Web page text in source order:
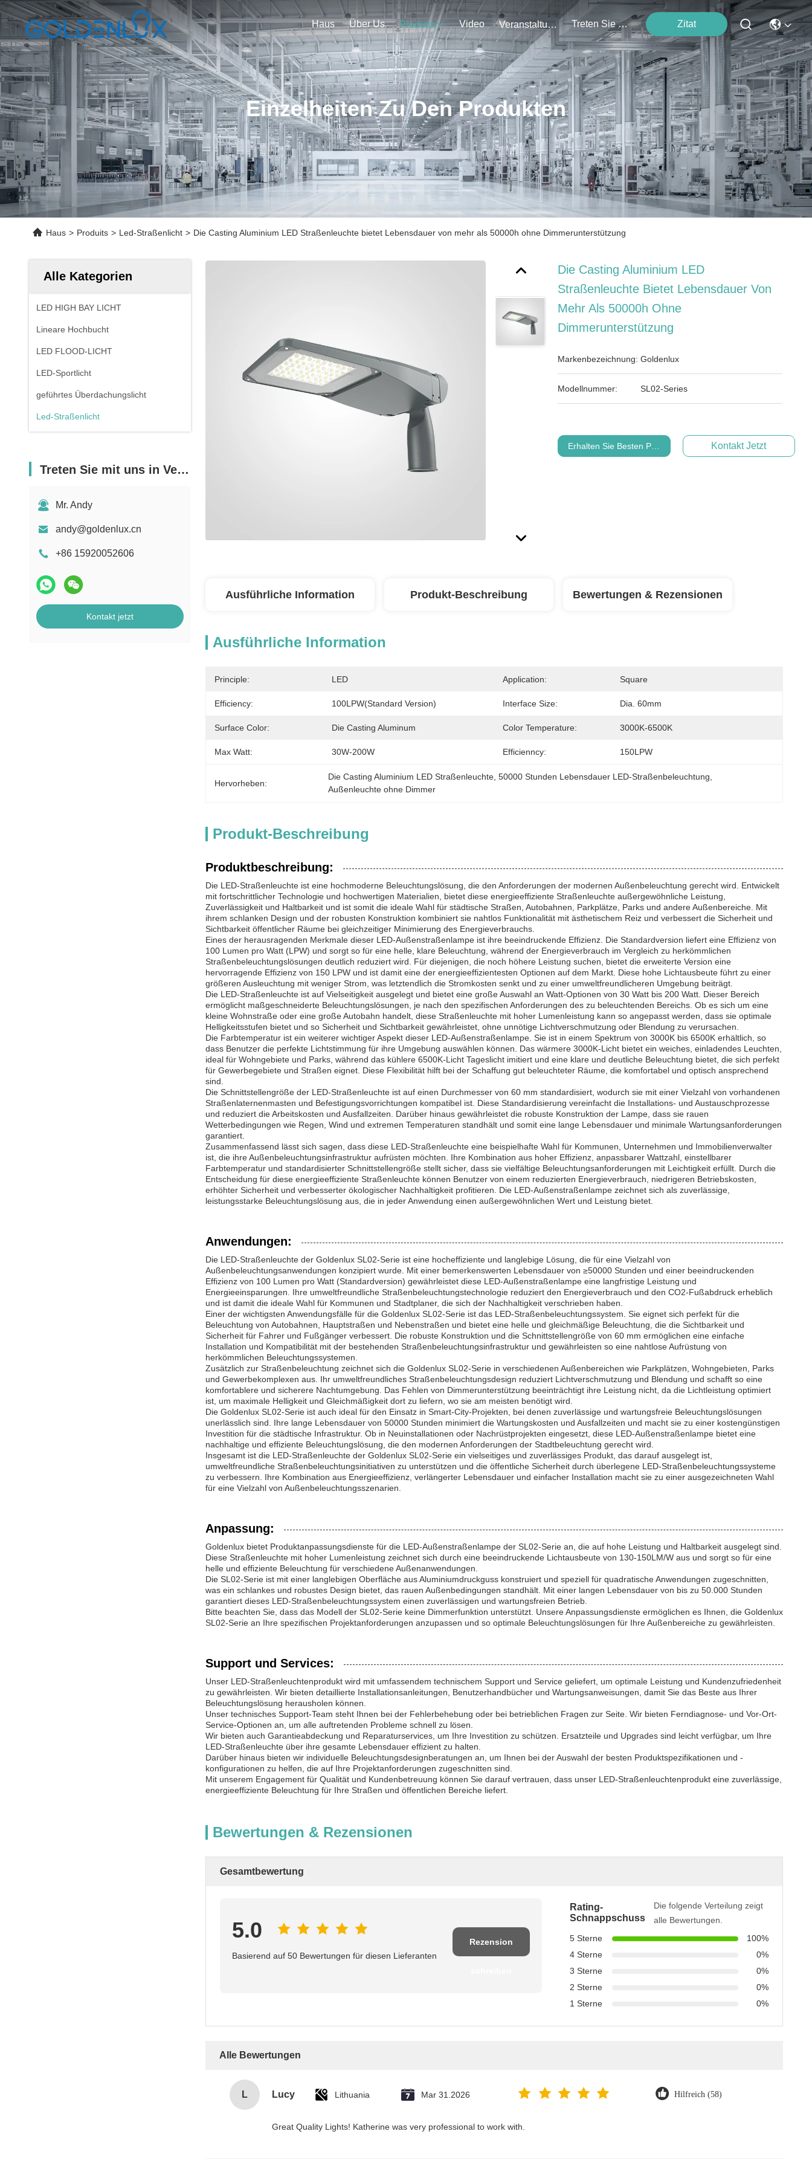
Haus Über Us Produits Video Veranstaltungen Treten Sie Mit Uns In Verbindung Zitat
Einzelheiten Zu Den Produkten
Haus > Produits > Led-Straßenlicht > Die Casting Aluminium LED Straßenleuchte bietet Lebensdauer von mehr als 50000h ohne Dimmerunterstützung
Alle Kategorien
LED HIGH BAY LICHT
Lineare Hochbucht
LED FLOOD-LICHT
LED-Sportlicht
geführtes Überdachungslicht
Led-Straßenlicht
Treten Sie mit uns in Verbindung
Mr. Andy
andy@goldenlux.cn
+86 15920052606
Kontakt jetzt
Die Casting Aluminium LED
Straßenleuchte Bietet Lebensdauer Von
Mehr Als 50000h Ohne
Dimmerunterstützung
Markenbezeichnung: Goldenlux
Modellnummer: SL02-Series
Erhalten Sie Besten Preis Kontakt Jetzt
Ausführliche Information Produkt-Beschreibung Bewertungen & Rezensionen
Ausführliche Information
Principle: LED Application: Square
Efficiency: 100LPW(Standard Version) Interface Size: Dia. 60mm
Surface Color: Die Casting Aluminum Color Temperature: 3000K-6500K
Max Watt: 30W-200W Efficienncy: 150LPW
Hervorheben:
Die Casting Aluminium LED Straßenleuchte , 50000 Stunden Lebensdauer LED-Straßenbeleuchtung
Außenleuchte ohne Dimmer
Produkt-Beschreibung
Produktbeschreibung:
Die LED-Straßenleuchte ist eine hochmoderne Beleuchtungslösung, die den Anforderungen der modernen Außenbeleuchtung gerecht wird. Entwickelt
mit fortschrittlicher Technologie und hochwertigen Materialien, bietet diese energieeffiziente Straßenleuchte außergewöhnliche Leistung,
Zuverlässigkeit und Haltbarkeit und ist somit die ideale Wahl für städtische Straßen, Autobahnen, Parkplätze, Parks und andere Außenbereiche. Mit
ihrem schlanken Design und der robusten Konstruktion kombiniert sie nahtlos Funktionalität mit ästhetischem Reiz und verbessert die Sicherheit und
Sichtbarkeit öffentlicher Räume bei gleichzeitiger Minimierung des Energieverbrauchs.
Eines der herausragenden Merkmale dieser LED-Außenstraßenlampe ist ihre beeindruckende Effizienz. Die Standardversion liefert eine Effizienz von
100 Lumen pro Watt (LPW) und sorgt so für eine helle, klare Beleuchtung, während der Energieverbrauch im Vergleich zu herkömmlichen
Straßenbeleuchtungslösungen deutlich reduziert wird. Für diejenigen, die noch höhere Leistung suchen, bietet die erweiterte Version eine
hervorragende Effizienz von 150 LPW und ist damit eine der energieeffizientesten Optionen auf dem Markt. Diese hohe Lichtausbeute führt zu einer
größeren Ausleuchtung mit weniger Strom, was letztendlich die Stromkosten senkt und zu einer umweltfreundlicheren Umgebung beiträgt.
Die LED-Straßenleuchte ist auf Vielseitigkeit ausgelegt und bietet eine große Auswahl an Watt-Optionen von 30 Watt bis 200 Watt. Dieser Bereich
ermöglicht maßgeschneiderte Beleuchtungslösungen, je nach den spezifischen Anforderungen des zu beleuchtenden Bereichs. Ob es sich um eine
kleine Wohnstraße oder eine große Autobahn handelt, diese Straßenleuchte mit hoher Lumenleistung kann so angepasst werden, dass sie optimale
Helligkeitsstufen bietet und so Sicherheit und Sichtbarkeit gewährleistet, ohne unnötige Lichtverschmutzung oder Blendung zu verursachen.
Die Farbtemperatur ist ein weiterer wichtiger Aspekt dieser LED-Außenstraßenlampe. Sie ist in einem Spektrum von 3000K bis 6500K erhältlich, so
dass Benutzer die perfekte Lichtstimmung für ihre Umgebung auswählen können. Das wärmere 3000K-Licht bietet ein weiches, einladendes Leuchten,
ideal für Wohngebiete und Parks, während das kühlere 6500K-Licht Tageslicht imitiert und eine klare und deutliche Beleuchtung bietet, die sich perfekt
für Gewerbegebiete und Straßen eignet. Diese Flexibilität hilft bei der Schaffung gut beleuchteter Räume, die komfortabel und optisch ansprechend
sind.
Die Schnittstellengröße der LED-Straßenleuchte ist auf einen Durchmesser von 60 mm standardisiert, wodurch sie mit einer Vielzahl von vorhandenen
Straßenlaternenmasten und Befestigungsvorrichtungen kompatibel ist. Diese Standardisierung vereinfacht die Installations- und Austauschprozesse
und reduziert die Arbeitskosten und Ausfallzeiten. Darüber hinaus gewährleistet die robuste Konstruktion der Lampe, dass sie rauen
Wetterbedingungen wie Regen, Wind und extremen Temperaturen standhält und somit eine lange Lebensdauer und minimale Wartungsanforderungen
garantiert.
Zusammenfassend lässt sich sagen, dass diese LED-Straßenleuchte eine beispielhafte Wahl für Kommunen, Unternehmen und Immobilienverwalter
ist, die ihre Außenbeleuchtungsinfrastruktur aufrüsten möchten. Ihre Kombination aus hoher Effizienz, anpassbarer Wattzahl, einstellbarer
Farbtemperatur und standardisierter Schnittstellengröße stellt sicher, dass sie vielfältige Beleuchtungsanforderungen mit Leichtigkeit erfüllt. Durch die
Entscheidung für diese energieeffiziente Straßenleuchte können Benutzer von einem reduzierten Energieverbrauch, niedrigeren Betriebskosten,
erhöhter Sicherheit und verbesserter ökologischer Nachhaltigkeit profitieren. Die LED-Außenstraßenlampe zeichnet sich als zuverlässige,
leistungsstarke Beleuchtungslösung aus, die in jeder Anwendung einen außergewöhnlichen Wert und Leistung bietet.
Anwendungen:
Die LED-Straßenleuchte der Goldenlux SL02-Serie ist eine hocheffiziente und langlebige Lösung, die für eine Vielzahl von
Außenbeleuchtungsanwendungen konzipiert wurde. Mit einer bemerkenswerten Lebensdauer von ≥50000 Stunden und einer beeindruckenden
Effizienz von 100 Lumen pro Watt (Standardversion) gewährleistet diese LED-Außenstraßenlampe eine langfristige Leistung und
Energieeinsparungen. Ihre umweltfreundliche Straßenbeleuchtungstechnologie reduziert den Energieverbrauch und den CO2-Fußabdruck erheblich
und ist damit die ideale Wahl für Kommunen und Stadtplaner, die sich der Nachhaltigkeit verschrieben haben.
Einer der wichtigsten Anwendungsfälle für die Goldenlux SL02-Serie ist das LED-Straßenbeleuchtungssystem. Sie eignet sich perfekt für die
Beleuchtung von Autobahnen, Hauptstraßen und Nebenstraßen und bietet eine helle und gleichmäßige Beleuchtung, die die Sichtbarkeit und
Sicherheit für Fahrer und Fußgänger verbessert. Die robuste Konstruktion und die Schnittstellengröße von 60 mm ermöglichen eine einfache
Installation und Kompatibilität mit der bestehenden Straßenbeleuchtungsinfrastruktur und gewährleisten so eine nahtlose Aufrüstung von
herkömmlichen Beleuchtungssystemen.
Zusätzlich zur Straßenbeleuchtung zeichnet sich die Goldenlux SL02-Serie in verschiedenen Außenbereichen wie Parkplätzen, Wohngebieten, Parks
und Gewerbekomplexen aus. Ihr umweltfreundliches Straßenbeleuchtungsdesign reduziert Lichtverschmutzung und Blendung und schafft so eine
komfortablere und sicherere Nachtumgebung. Das Fehlen von Dimmerunterstützung beeinträchtigt ihre Leistung nicht, da die Lichtleistung optimiert
ist, um maximale Helligkeit und Gleichmäßigkeit dort zu liefern, wo sie am meisten benötigt wird.
Die Goldenlux SL02-Serie ist auch ideal für den Einsatz in Smart-City-Projekten, bei denen zuverlässige und wartungsfreie Beleuchtungslösungen
unerlässlich sind. Ihre lange Lebensdauer von 50000 Stunden minimiert die Wartungskosten und Ausfallzeiten und macht sie zu einer kostengünstigen
Investition für die städtische Infrastruktur. Ob in Neuinstallationen oder Nachrüstprojekten eingesetzt, diese LED-Außenstraßenlampe bietet eine
nachhaltige und effiziente Beleuchtungslösung, die den modernen Anforderungen der Stadtbeleuchtung gerecht wird.
Insgesamt ist die LED-Straßenleuchte der Goldenlux SL02-Serie ein vielseitiges und zuverlässiges Produkt, das darauf ausgelegt ist,
umweltfreundliche Straßenbeleuchtungsinitiativen zu unterstützen und die öffentliche Sicherheit durch überlegene LED-Straßenbeleuchtungssysteme
zu verbessern. Ihre Kombination aus Energieeffizienz, verlängerter Lebensdauer und einfacher Installation macht sie zu einer ausgezeichneten Wahl
für eine Vielzahl von Außenbeleuchtungsszenarien.
Anpassung:
Goldenlux bietet Produktanpassungsdienste für die LED-Außenstraßenlampe der SL02-Serie an, die auf hohe Leistung und Haltbarkeit ausgelegt sind.
Diese Straßenleuchte mit hoher Lumenleistung zeichnet sich durch eine beeindruckende Lichtausbeute von 130-150LM/W aus und sorgt so für eine
helle und effiziente Beleuchtung für verschiedene Außenanwendungen.
Die SL02-Serie ist mit einer langlebigen Oberfläche aus Aluminiumdruckguss konstruiert und speziell für quadratische Anwendungen zugeschnitten,
was ein schlankes und robustes Design bietet, das rauen Außenbedingungen standhält. Mit einer langen Lebensdauer von bis zu 50.000 Stunden
garantiert dieses LED-Straßenbeleuchtungssystem einen zuverlässigen und wartungsfreien Betrieb.
Bitte beachten Sie, dass das Modell der SL02-Serie keine Dimmerfunktion unterstützt. Unsere Anpassungsdienste ermöglichen es Ihnen, die Goldenlux
SL02-Serie an Ihre spezifischen Projektanforderungen anzupassen und so optimale Beleuchtungslösungen für Ihre Außenbereiche zu gewährleisten.
Support und Services:
Unser LED-Straßenleuchtenprodukt wird mit umfassendem technischem Support und Service geliefert, um optimale Leistung und Kundenzufriedenheit
zu gewährleisten. Wir bieten detaillierte Installationsanleitungen, Benutzerhandbücher und Wartungsanweisungen, damit Sie das Beste aus Ihrer
Beleuchtungslösung herausholen können.
Unser technisches Support-Team steht Ihnen bei der Fehlerbehebung oder bei betrieblichen Fragen zur Seite. Wir bieten Ferndiagnose- und Vor-Ort-
Service-Optionen an, um alle auftretenden Probleme schnell zu lösen.
Wir bieten auch Garantieabdeckung und Reparaturservices, um Ihre Investition zu schützen. Ersatzteile und Upgrades sind leicht verfügbar, um Ihre
LED-Straßenleuchte über ihre gesamte Lebensdauer effizient zu halten.
Darüber hinaus bieten wir individuelle Beleuchtungsdesignberatungen an, um Ihnen bei der Auswahl der besten Produktspezifikationen und -
konfigurationen zu helfen, die auf Ihre Projektanforderungen zugeschnitten sind.
Mit unserem Engagement für Qualität und Kundenbetreuung können Sie darauf vertrauen, dass unser LED-Straßenleuchtenprodukt eine zuverlässige,
energieeffiziente Beleuchtung für Ihre Straßen und öffentlichen Bereiche liefert.
Bewertungen & Rezensionen
Gesamtbewertung
5.0
Basierend auf 50 Bewertungen für diesen Lieferanten
Rezension
Rating-
Schnappschuss
Die folgende Verteilung zeigt
alle Bewertungen.
5 Sterne
100%
4 Sterne
0%
3 Sterne
0%
2 Sterne
0%
1 Sterne
0%
Alle Bewertungen
L Lucy Lithuania Mar 31.2026 Hilfreich (58)
Great Quality Lights! Katherine was very professional to work with.